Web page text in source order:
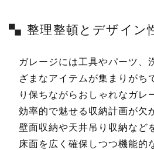
整理整頓とデザイン
ガレージには工具やパーツ、
ざまなアイテムが集まりがち
り保ちながらおしゃれなガレ
効率的で魅せる収納計画が欠
壁面収納や天井吊り収納など
床面を広く確保しつつ機能的